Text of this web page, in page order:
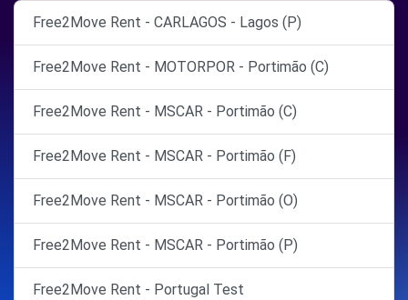
Free2Move Rent - CARLAGOS - Lagos (P)
Free2Move Rent - MOTORPOR - Portimão (C)
Free2Move Rent - MSCAR - Portimão (C)
Free2Move Rent - MSCAR - Portimão (F)
Free2Move Rent - MSCAR - Portimão (O)
Free2Move Rent - MSCAR - Portimão (P)
Free2Move Rent - Portugal Test